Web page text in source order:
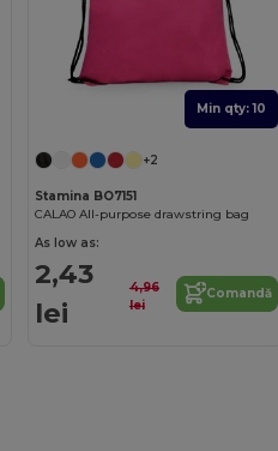
Min qty: 10
+2
Stamina BO7151
CALAO All-purpose drawstring bag
As low as:
2,43
lei
4,96
lei
Comandă